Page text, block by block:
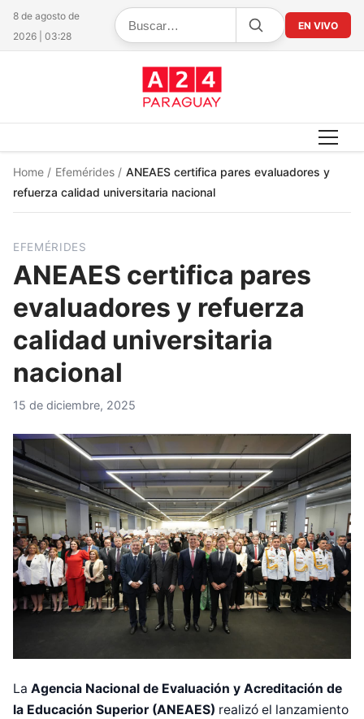
8 de agosto de
2026 | 03:28
EN VIVO
Home / Efemérides / ANEAES certifica pares evaluadores y
refuerza calidad universitaria nacional
EFEMÉRIDES
ANEAES certifica pares
evaluadores y refuerza
calidad universitaria
nacional
15 de diciembre, 2025
La Agencia Nacional de Evaluación y Acreditación de
la Educación Superior (ANEAES) realizó el lanzamiento